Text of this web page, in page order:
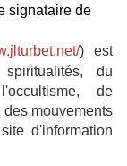
signataire de
) est
spiritualités, du
de
des mouvements
d'information